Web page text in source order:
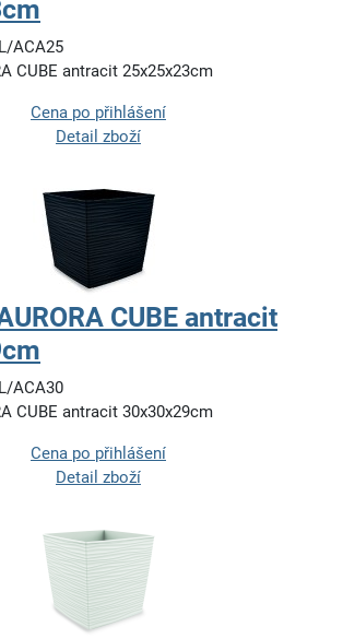
ACA25
CUBE antracit 25x25x23cm
Cena po přihlášení
Detail zboží
CUBE antracit
ACA30
CUBE antracit 30x30x29cm
Cena po přihlášení
Detail zboží